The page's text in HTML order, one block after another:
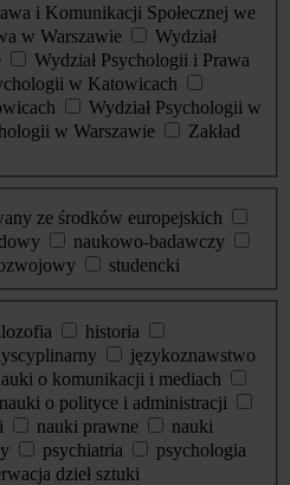
i Komunikacji Społecznej we
w Warszawie
Wydział
Wydział Psychologii i Prawa
w Katowicach
Wydział Psychologii w
w Warszawie
Zakład
ze środków europejskich
naukowo-badawczy
studencki
historia
językoznawstwo
o komunikacji i mediach
nauki o polityce i administracji
nauki prawne
nauki
psychiatria
psychologia
dzieł sztuki